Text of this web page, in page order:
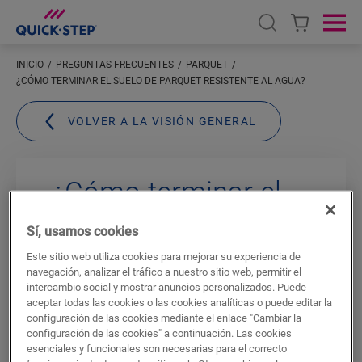
Open search
INICIO PREGUNTAS FRECUENTES
PARQUET
¿CÓMO TERMINAR EL SUELO DE PARQUET RESISTENTE AL AGUA?
VOLVER A LA VISIÓN GENERAL
¿Cómo terminar el
suelo de parquet
resistente al agua?
Si ha seguido detenidamente las
instrucciones de instalación, habrá dejado
algo deespacio entre los paneles de
Sí, usamos cookies
Este sitio web utiliza cookies para mejorar su experiencia de
navegación, analizar el tráfico a nuestro sitio web, permitir el
intercambio social y mostrar anuncios personalizados. Puede
aceptar todas las cookies o las cookies analíticas o puede editar la
configuración de las cookies mediante el enlace "Cambiar la
configuración de las cookies" a continuación. Las cookies
esenciales y funcionales son necesarias para el correcto